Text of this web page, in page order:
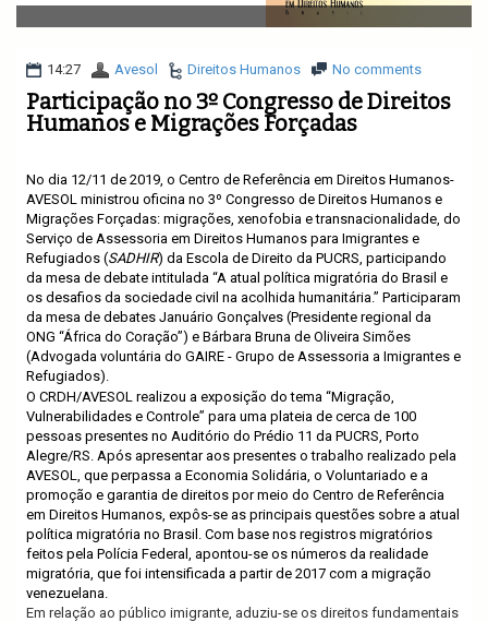
v
i
a
i
o
14:27 Avesol Direitos Humanos No comments
Participação no 3º Congresso de Direitos
Humanos e Migrações Forçadas
No dia 12/11 de 2019, o Centro de Referência em Direitos Humanos-
AVESOL ministrou oficina no 3º Congresso de Direitos Humanos e
Migrações Forçadas: migrações, xenofobia e transnacionalidade, do
Serviço de Assessoria em Direitos Humanos para Imigrantes e
Refugiados (SADHIR) da Escola de Direito da PUCRS, participando
da mesa de debate intitulada “A atual política migratória do Brasil e
os desafios da sociedade civil na acolhida humanitária.” Participaram
da mesa de debates Januário Gonçalves (Presidente regional da
ONG “África do Coração”) e Bárbara Bruna de Oliveira Simões
(Advogada voluntária do GAIRE - Grupo de Assessoria a Imigrantes e
Refugiados).
O CRDH/AVESOL realizou a exposição do tema “Migração,
Vulnerabilidades e Controle” para uma plateia de cerca de 100
pessoas presentes no Auditório do Prédio 11 da PUCRS, Porto
Alegre/RS. Após apresentar aos presentes o trabalho realizado pela
AVESOL, que perpassa a Economia Solidária, o Voluntariado e a
promoção e garantia de direitos por meio do Centro de Referência
em Direitos Humanos, expôs-se as principais questões sobre a atual
política migratória no Brasil. Com base nos registros migratórios
feitos pela Polícia Federal, apontou-se os números da realidade
migratória, que foi intensificada a partir de 2017 com a migração
venezuelana.
Em relação ao público imigrante, aduziu-se os direitos fundamentais